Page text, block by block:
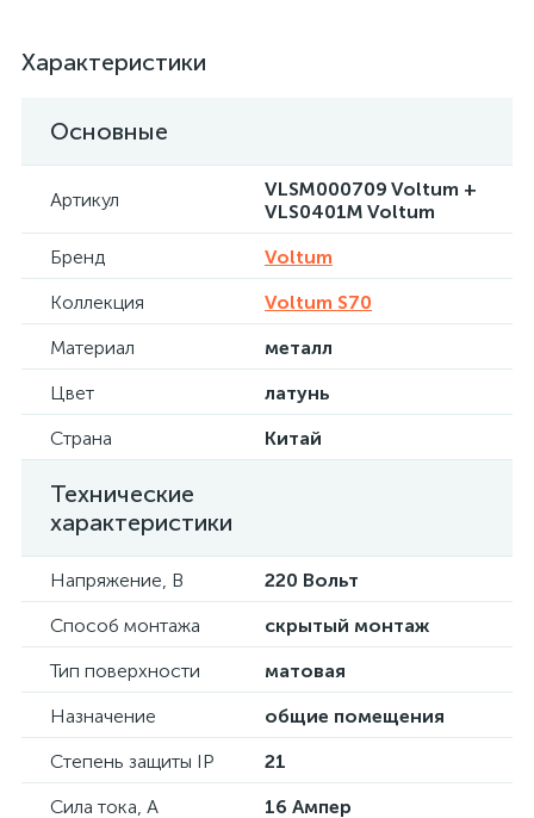
Характеристики
Основные
Артикул
VLSM000709 Voltum +
VLS0401M Voltum
Бренд
Voltum
Коллекция
Voltum S70
Материал
металл
Цвет
латунь
Страна
Китай
Технические
характеристики
Напряжение, В
220 Вольт
Способ монтажа
скрытый монтаж
Тип поверхности
матовая
Назначение
общие помещения
Степень защиты IP
21
Сила тока, А
16 Ампер